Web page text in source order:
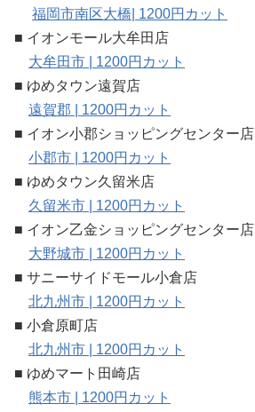
福岡市南区大橋| 1200円カット
■ イオンモール大牟田店
大牟田市 | 1200円カット
■ ゆめタウン遠賀店
遠賀郡 | 1200円カット
■ イオン小郡ショッピングセンター店
小郡市 | 1200円カット
■ ゆめタウン久留米店
久留米市 | 1200円カット
■ イオン乙金ショッピングセンター店
大野城市 | 1200円カット
■ サニーサイドモール小倉店
北九州市 | 1200円カット
■ 小倉原町店
北九州市 | 1200円カット
■ ゆめマート田崎店
熊本市 | 1200円カット